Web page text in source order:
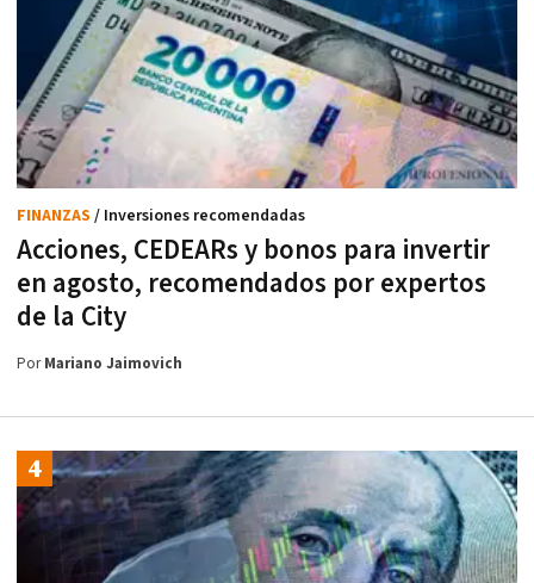
Acciones, CEDEARs y bonos para invertir
en agosto, recomendados por expertos
de la City
FINANZAS / Inversiones recomendadas
PorMariano Jaimovich